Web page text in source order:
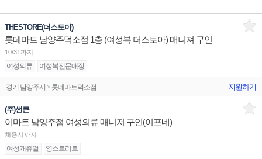
THESTORE(더스토아)
롯데마트 남양주덕소점 1층 (여성복 더스토아) 매니져 구인
10/31까지
여성의류 여성복전문매장
경기 남양주시 > 롯데마트덕소점 지원하기
(주)썬큰
이마트 남양주점 여성의류 매니저 구인(이프네)
채용시까지
여성캐쥬얼 영스트리트